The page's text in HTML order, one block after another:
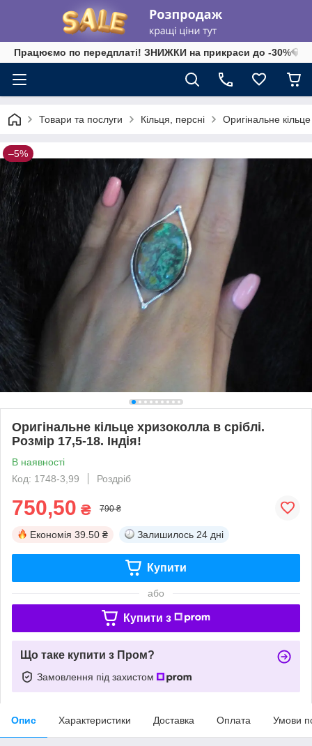
Працюємо по передплаті! ЗНИЖКИ на прикраси до -30%💎
Товари та послуги Кільця, персні Оригінальне
–5%
Оригінальне кільце хризоколла в сріблі.
Розмір 17,5-18. Індія!
В наявності
Код: 1748-3,99
Роздріб
750,50 ₴ 790 ₴
Економія 39.50 ₴ Залишилось 24 дні
Купити
або
Купити з
Що таке купити з Пром?
Замовлення під захистом
Опис Характеристики Доставка Оплата Умови